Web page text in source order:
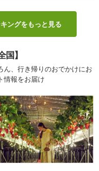
ングをもっと見る
国】
ん、行き帰りのおでかけにお
情報をお届け